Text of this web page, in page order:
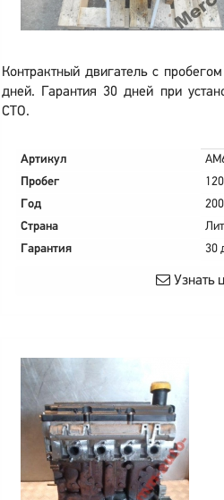
Контрактный двигатель с
дней. Гарантия 30 дней при
СТО.
Артикул
Пробег
Год
Страна
Гарантия
30
Узнать